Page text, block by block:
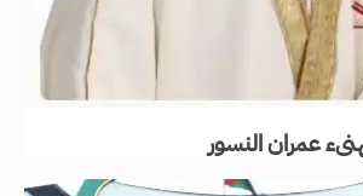
عمران النسور